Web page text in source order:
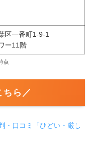
区一番町1-9-1
ー11 階
点
ちら／
・口コミ「ひどい・厳し